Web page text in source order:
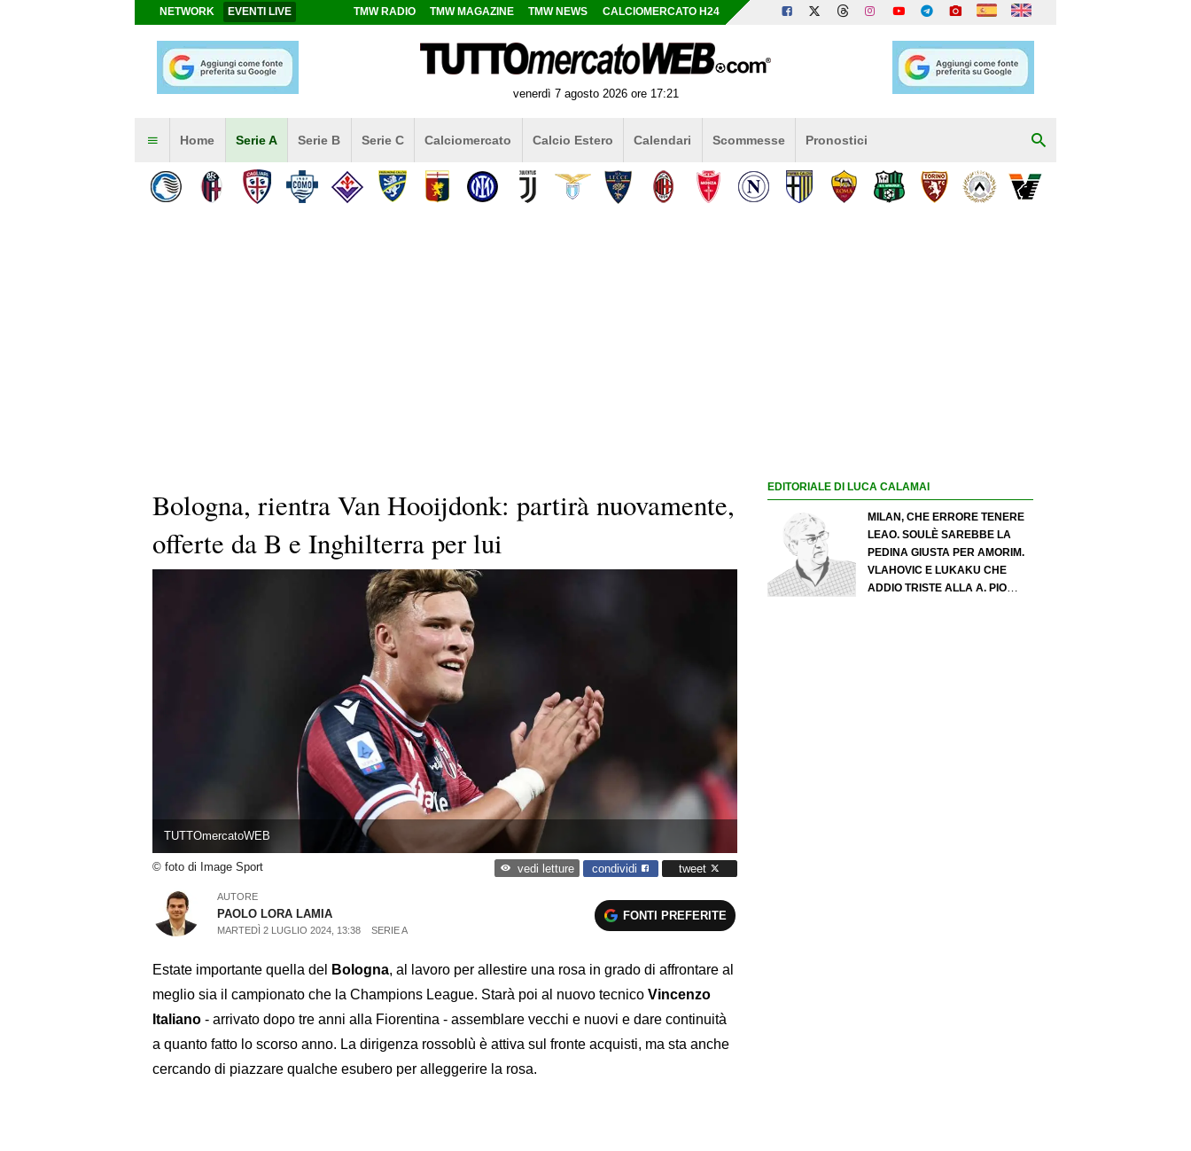
NETWORK EVENTI LIVE TMW RADIO TMW MAGAZINE TMW NEWS CALCIOMERCATO H24
venerdì 7 agosto 2026 ore 17:21
Home Serie A Serie B Serie C Calciomercato Calcio Estero Calendari Scommesse Pronostici
Bologna, rientra Van Hooijdonk: partirà nuovamente,
offerte da B e Inghilterra per lui
TUTTOmercatoWEB
© foto di Image Sport vedi letture condividi tweet
AUTORE
PAOLO LORA LAMIA
MARTEDÌ 2 LUGLIO 2024, 13:38 SERIE A
FONTI PREFERITE
Estate importante quella del Bologna, al lavoro per allestire una rosa in grado di affrontare al
meglio sia il campionato che la Champions League. Starà poi al nuovo tecnico Vincenzo
Italiano - arrivato dopo tre anni alla Fiorentina - assemblare vecchi e nuovi e dare continuità
a quanto fatto lo scorso anno. La dirigenza rossoblù è attiva sul fronte acquisti, ma sta anche
cercando di piazzare qualche esubero per alleggerire la rosa.
EDITORIALE DI LUCA CALAMAI
MILAN, CHE ERRORE TENERE
LEAO. SOULÈ SAREBBE LA
PEDINA GIUSTA PER AMORIM.
VLAHOVIC E LUKAKU CHE
ADDIO TRISTE ALLA A. PIO